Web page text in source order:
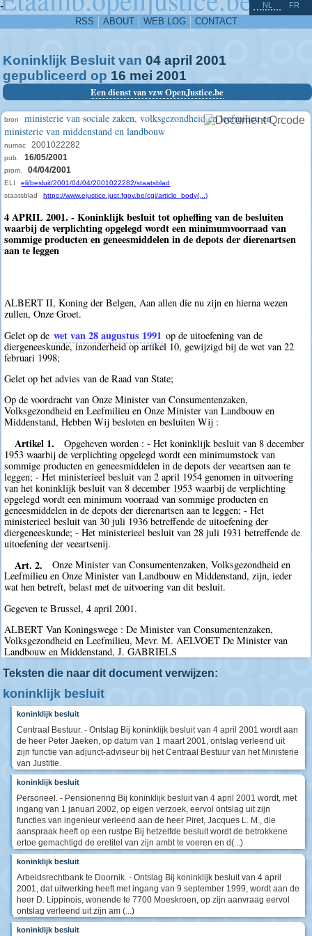
-
RSS ABOUT WEB LOG CONTACT
NL FR
Koninklijk Besluit van 04 april 2001
gepubliceerd op 16 mei 2001
Een dienst van vzw OpenJustice.be
bron
ministerie van sociale zaken, volksgezondheid en leefmilieu en
ministerie van middenstand en landbouw
numac 2001022282
pub. 16/05/2001
prom. 04/04/2001
ELI
eli/besluit/2001/04/04/2001022282/staatsblad
staatsblad
https://www.ejustice.just.fgov.be/cgi/article_body(...)
4 APRIL 2001. - Koninklijk besluit tot opheffing van de besluiten
waarbij de verplichting opgelegd wordt een minimumvoorraad van
sommige producten en geneesmiddelen in de depots der dierenartsen
aan te leggen
ALBERT II, Koning der Belgen, Aan allen die nu zijn en hierna wezen
zullen, Onze Groet.
Gelet op de wet van 28 augustus 1991 op de uitoefening van de
diergeneeskunde, inzonderheid op artikel 10, gewijzigd bij de wet van 22
februari 1998;
Gelet op het advies van de Raad van State;
Op de voordracht van Onze Minister van Consumentenzaken,
Volksgezondheid en Leefmilieu en Onze Minister van Landbouw en
Middenstand, Hebben Wij besloten en besluiten Wij :
Artikel 1.
Opgeheven worden : - Het koninklijk besluit van 8 december
1953 waarbij de verplichting opgelegd wordt een minimumstock van
sommige producten en geneesmiddelen in de depots der veeartsen aan te
leggen; - Het ministerieel besluit van 2 april 1954 genomen in uitvoering
van het koninklijk besluit van 8 december 1953 waarbij de verplichting
opgelegd wordt een minimum voorraad van sommige producten en
geneesmiddelen in de depots der dierenartsen aan te leggen; - Het
ministerieel besluit van 30 juli 1936 betreffende de uitoefening der
diergeneeskunde; - Het ministerieel besluit van 28 juli 1931 betreffende de
uitoefening der veeartsenij.
Art. 2.
Onze Minister van Consumentenzaken, Volksgezondheid en
Leefmilieu en Onze Minister van Landbouw en Middenstand, zijn, ieder
wat hen betreft, belast met de uitvoering van dit besluit.
Gegeven te Brussel, 4 april 2001.
ALBERT Van Koningswege : De Minister van Consumentenzaken,
Volksgezondheid en Leefmilieu, Mevr. M. AELVOET De Minister van
Landbouw en Middenstand, J. GABRIELS
Teksten die naar dit document verwijzen:
koninklijk besluit
koninklijk besluit
Centraal Bestuur. - Ontslag Bij koninklijk besluit van 4 april 2001 wordt aan
de heer Peter Jaeken, op datum van 1 maart 2001, ontslag verleend uit
zijn functie van adjunct-adviseur bij het Centraal Bestuur van het Ministerie
van Justitie.
koninklijk besluit
Personeel. - Pensionering Bij koninklijk besluit van 4 april 2001 wordt, met
ingang van 1 januari 2002, op eigen verzoek, eervol ontslag uit zijn
functies van ingenieur verleend aan de heer Piret, Jacques L. M., die
aanspraak heeft op een rustpe Bij hetzelfde besluit wordt de betrokkene
ertoe gemachtigd de eretitel van zijn ambt te voeren en d(...)
koninklijk besluit
Arbeidsrechtbank te Doornik. - Ontslag Bij koninklijk besluit van 4 april
2001, dat uitwerking heeft met ingang van 9 september 1999, wordt aan de
heer D. Lippinois, wonende te 7700 Moeskroen, op zijn aanvraag eervol
ontslag verleend uit zijn am (...)
koninklijk besluit
^